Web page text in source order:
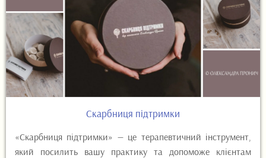
Скарбниця підтримки
«Скарбниця підтримки» — це терапевтичний інструмент,
який посилить вашу практику та допоможе клієнтам